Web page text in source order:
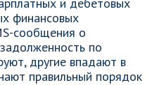
финансовых
сообщения о
по
другие впадают в
правильный порядок